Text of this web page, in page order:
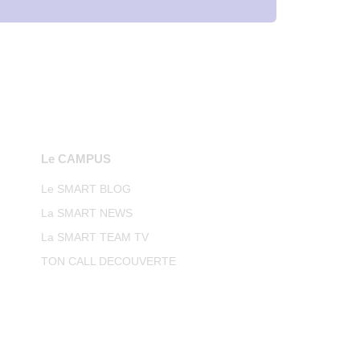
Le CAMPUS
Le SMART BLOG
La SMART NEWS
La SMART TEAM TV
TON CALL DECOUVERTE